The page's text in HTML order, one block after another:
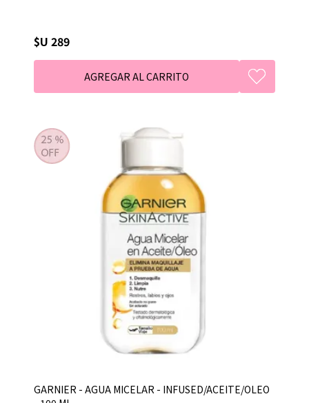
$U 289
GARNIER - AGUA MICELAR - INFUSED/ACEITE/OLEO